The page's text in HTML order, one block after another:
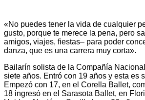
«No puedes tener la vida de cualquier
gusto, porque te merece la pena, pero
amigos, viajes, fiestas– para poder
danza, que es una carrera muy corta».
Bailarín solista de la Compañía
siete años. Entró con 19 años y esta es
Empezó con 17, en el Corella Ballet,
18 ingresó en el Sarasota Ballet, en